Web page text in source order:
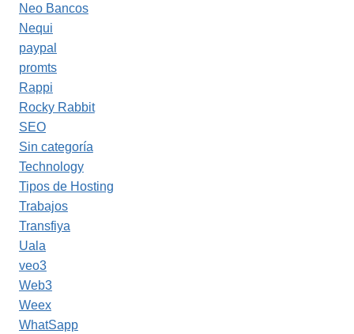
Neo Bancos
Nequi
paypal
promts
Rappi
Rocky Rabbit
SEO
Sin categoría
Technology
Tipos de Hosting
Trabajos
Transfiya
Uala
veo3
Web3
Weex
WhatSapp